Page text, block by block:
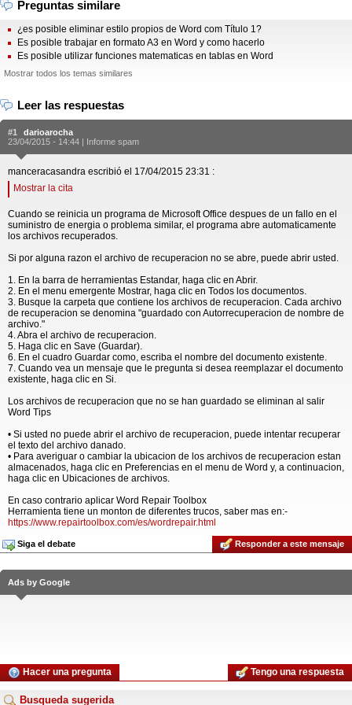
Preguntas similare
¿es posible eliminar estilo propios de Word com Título 1?
Es posible trabajar en formato A3 en Word y como hacerlo
Es posible utilizar funciones matematicas en tablas en Word
Mostrar todos los temas similares
Leer las respuestas
#1
darioarocha
23/04/2015 - 14:44 | Informe spam
manceracasandra escribió el 17/04/2015 23:31 :
Mostrar la cita
Cuando se reinicia un programa de Microsoft Office despues de un fallo en el
suministro de energia o problema similar, el programa abre automaticamente
los archivos recuperados.
Si por alguna razon el archivo de recuperacion no se abre, puede abrir usted.
1. En la barra de herramientas Estandar, haga clic en Abrir.
2. En el menu emergente Mostrar, haga clic en Todos los documentos.
3. Busque la carpeta que contiene los archivos de recuperacion. Cada archivo
de recuperacion se denomina "guardado con Autorrecuperacion de nombre de
archivo."
4. Abra el archivo de recuperacion.
5. Haga clic en Save (Guardar).
6. En el cuadro Guardar como, escriba el nombre del documento existente.
7. Cuando vea un mensaje que le pregunta si desea reemplazar el documento
existente, haga clic en Si.
Los archivos de recuperacion que no se han guardado se eliminan al salir
Word Tips
• Si usted no puede abrir el archivo de recuperacion, puede intentar recuperar
el texto del archivo danado.
• Para averiguar o cambiar la ubicacion de los archivos de recuperacion estan
almacenados, haga clic en Preferencias en el menu de Word y, a continuacion,
haga clic en Ubicaciones de archivos.
En caso contrario aplicar Word Repair Toolbox
Herramienta tiene un monton de diferentes trucos, saber mas en:-
https://www.repairtoolbox.com/es/wordrepair.html
Siga el debate Responder a este mensaje
Ads by Google
Hacer una pregunta Tengo una respuesta
Busqueda sugerida